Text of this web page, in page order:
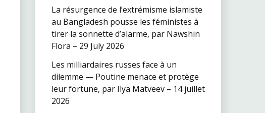
La résurgence de l’extrémisme islamiste
au Bangladesh pousse les féministes à
tirer la sonnette d’alarme, par Nawshin
Flora – 29 July 2026
Les milliardaires russes face à un
dilemme — Poutine menace et protège
leur fortune, par Ilya Matveev – 14 juillet
2026